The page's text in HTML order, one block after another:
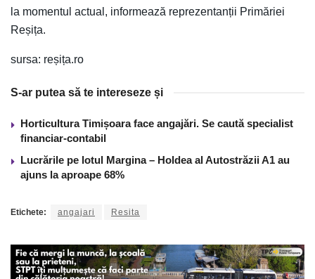
la momentul actual, informează reprezentanții Primăriei
Reșița.
sursa: reșița.ro
S-ar putea să te intereseze și
Horticultura Timișoara face angajări. Se caută specialist
financiar-contabil
Lucrările pe lotul Margina – Holdea al Autostrăzii A1 au
ajuns la aproape 68%
Etichete: angajari Resita